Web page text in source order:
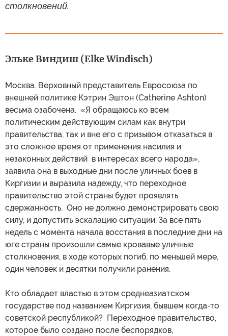
столкновений.
Эльке Виндиш (Elke Windisch)
Москва. Верховный представитель Евросоюза по
внешней политике Кэтрин Эштон (Catherine Ashton)
весьма озабочена. «Я обращаюсь ко всем
политическим действующим силам как внутри
правительства, так и вне его с призывом отказаться в
это сложное время от применения насилия и
незаконных действий в интересах всего народа»,
заявила она в выходные дни после уличных боев в
Киргизии и выразила надежду, что переходное
правительство этой страны будет проявлять
сдержанность. Оно не должно демонстрировать свою
силу, и допустить эскалацию ситуации. За все пять
недель с момента начала восстания в последние дни на
юге страны произошли самые кровавые уличные
столкновения, в ходе которых погиб, по меньшей мере,
один человек и десятки получили ранения.
Кто обладает властью в этом среднеазиатском
государстве под названием Киргизия, бывшем когда-то
советской республикой? Переходное правительство,
которое было создано после беспорядков,